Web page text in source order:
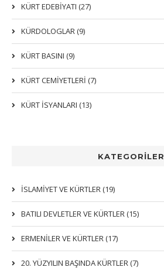
KATEGORİLER
İSLAMIYET VE KÜRTLER (19)
BATILI DEVLETLER VE KÜRTLER (15)
ERMENİLER VE KÜRTLER (17)
20. YÜZYILIN BAŞINDA KÜRTLER (7)
KÜRT EDEBİYATI (27)
KÜRDOLOGLAR (9)
KÜRT BASINI (9)
KÜRT CEMİYETLERİ (7)
KÜRT İSYANLARI (13)